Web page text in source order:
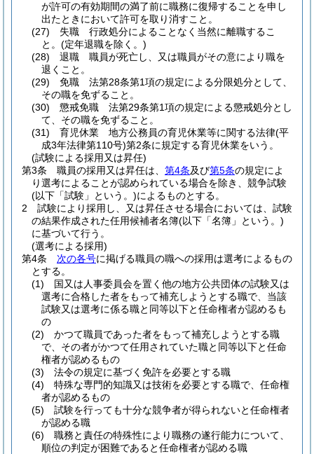
が許可の有効期間の満了前に職務に復帰することを申し
出たときにおいて許可を取り消すこと。
(27)
失職 行政処分によることなく当然に離職するこ
と。 (定年退職を除く。)
(28)
退職 職員が死亡し、又は職員がその意により職を
退くこと。
(29)
免職 法第28条第1項の規定による分限処分として、
その職を免ずること。
(30)
懲戒免職 法第29条第1項の規定による懲戒処分とし
て、その職を免ずること。
(31)
育児休業 地方公務員の育児休業等に関する法律(平
成3年法律第110号)第2条に規定する育児休業をいう。
(試験による採用又は昇任)
第3条
職員の採用又は昇任は、 第4条及び第5条の規定によ
り選考によることが認められている場合を除き、競争試験
(以下「試験」という。)によるものとする。
2
試験により採用し、又は昇任させる場合においては、試験
の結果作成された任用候補者名簿(以下「名簿」という。)
に基づいて行う。
(選考による採用)
第4条
次の各号に掲げる職員の職への採用は選考によるもの
とする。
(1)
国又は人事委員会を置く他の地方公共団体の試験又は
選考に合格した者をもって補充しようとする職で、当該
試験又は選考に係る職と同等以下と任命権者が認めるも
の
(2)
かつて職員であった者をもって補充しようとする職
で、その者がかつて任用されていた職と同等以下と任命
権者が認めるもの
(3)
法令の規定に基づく免許を必要とする職
(4)
特殊な専門的知識又は技術を必要とする職で、任命権
者が認めるもの
(5)
試験を行っても十分な競争者が得られないと任命権者
が認める職
(6)
職務と責任の特殊性により職務の遂行能力について、
順位の判定が困難であると任命権者が認める職